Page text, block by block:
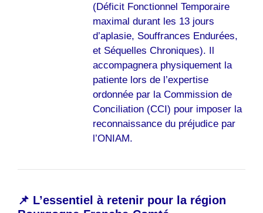
(Déficit Fonctionnel Temporaire
maximal durant les 13 jours
d’aplasie, Souffrances Endurées,
et Séquelles Chroniques). Il
accompagnera physiquement la
patiente lors de l’expertise
ordonnée par la Commission de
Conciliation (CCI) pour imposer la
reconnaissance du préjudice par
l’ONIAM.
📌 L’essentiel à retenir pour la région